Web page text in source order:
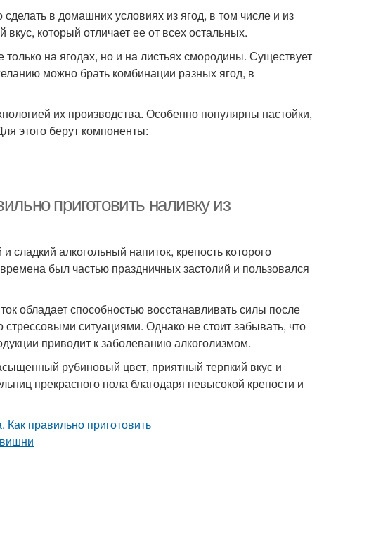
в домашних условиях из ягод, в том числе и из
который отличает ее от всех остальных.
на ягодах, но и на листьях смородины. Существует
можно брать комбинации разных ягод, в
их производства. Особенно популярны настойки,
этого берут компоненты:
приготовить наливку из
алкогольный напиток, крепость которого
был частью праздничных застолий и пользовался
обладает способностью восстанавливать силы после
ситуациями. Однако не стоит забывать, что
приводит к заболеванию алкоголизмом.
рубиновый цвет, приятный терпкий вкус и
прекрасного пола благодаря невысокой крепости и